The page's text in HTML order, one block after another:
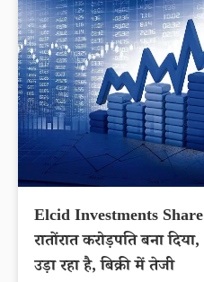
Elcid Investments
रातोंरात करोड़पति बना
उड़ा रहा है, बिक्री में तेजी